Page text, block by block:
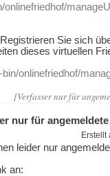
Sie sich
dieses virtuellen
onlinefriedhof/
[Verfasser nur für
nur für
Erstellt
leider nur
an: